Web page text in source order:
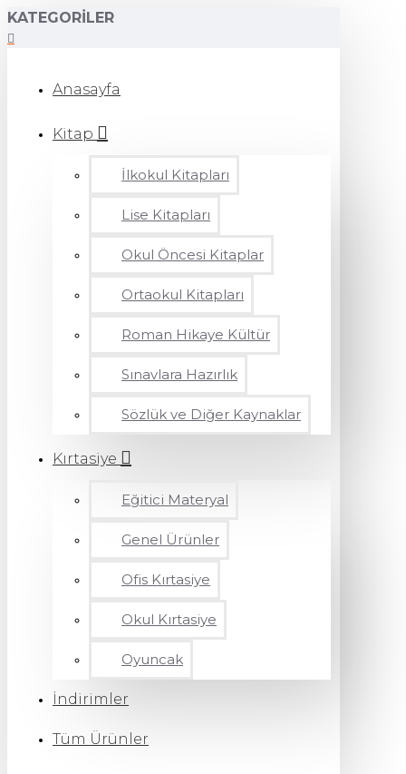
KATEGORILER
Anasayfa
Kitap
İlkokul Kitapları
Lise Kitapları
Okul Öncesi Kitaplar
Ortaokul Kitapları
Roman Hikaye Kültür
Sınavlara Hazırlık
Sözlük ve Diğer Kaynaklar
Kırtasiye
Eğitici Materyal
Genel Ürünler
Ofis Kırtasiye
Okul Kırtasiye
Oyuncak
İndirimler
Tüm Ürünler